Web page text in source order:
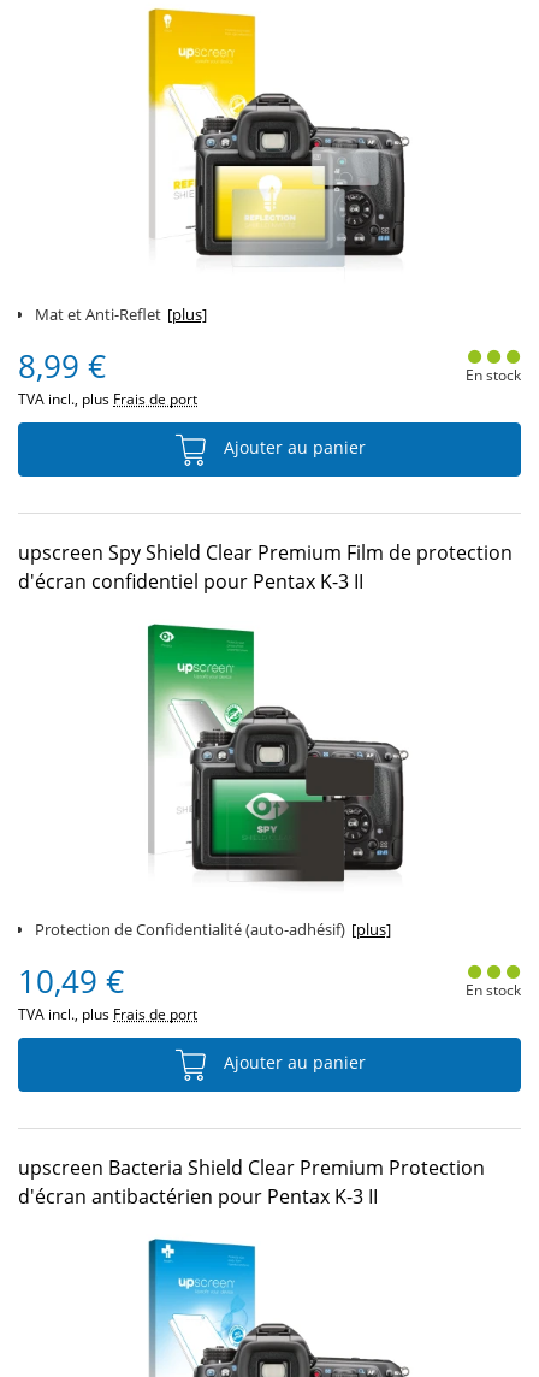
Mat et Anti-Reflet [plus]
8,99 €
TVA incl., plus Frais de port
En stock
Ajouter au panier
upscreen Spy Shield Clear Premium Film de protection
d'écran confidentiel pour Pentax K-3 II
Protection de Confidentialité (auto-adhésif) [plus]
10,49 €
TVA incl., plus Frais de port
En stock
Ajouter au panier
upscreen Bacteria Shield Clear Premium Protection
d'écran antibactérien pour Pentax K-3 II